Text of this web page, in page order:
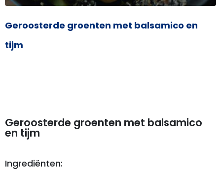
Geroosterde groenten met balsamico en
tijm
Geroosterde groenten met balsamico
en tijm
Ingrediënten: